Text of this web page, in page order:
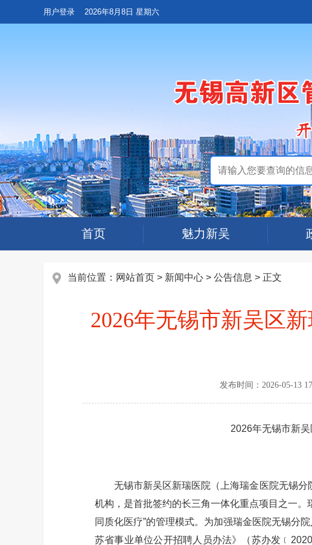
用户登录 2026年8月8日 星期六
首页 魅力新吴
当前位置： 网站首页 > 新闻中心 > 公告信息 > 正文
2026年无锡市新吴区
发布时间： 2026-05-13
2026年无锡市新
无锡市新吴区新瑞医院（上海瑞金医院无锡分院
机构，是首批签约的长三角一体化重点项目之一。
同质化医疗”的管理模式。为加强瑞金医院无锡分
苏省事业单位公开招聘人员办法》（苏办发